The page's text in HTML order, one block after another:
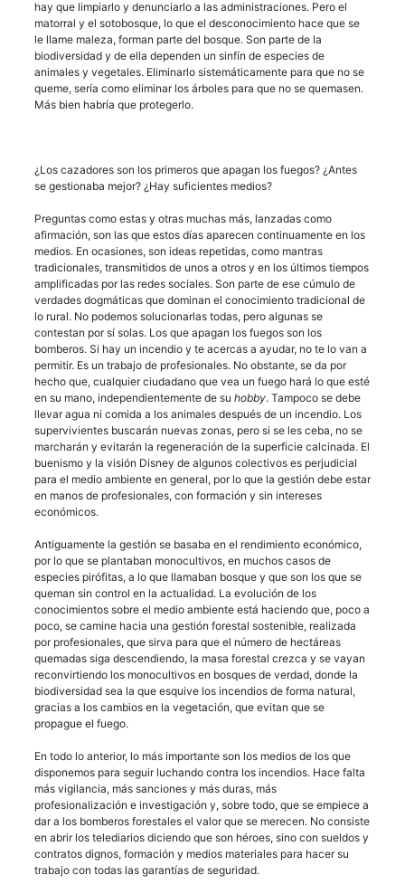
hay que limpiarlo y denunciarlo a las administraciones. Pero el
matorral y el sotobosque, lo que el desconocimiento hace que se
le llame maleza, forman parte del bosque. Son parte de la
biodiversidad y de ella dependen un sinfín de especies de
animales y vegetales. Eliminarlo sistemáticamente para que no se
queme, sería como eliminar los árboles para que no se quemasen.
Más bien habría que protegerlo.
¿Los cazadores son los primeros que apagan los fuegos? ¿Antes
se gestionaba mejor? ¿Hay suficientes medios?
Preguntas como estas y otras muchas más, lanzadas como
afirmación, son las que estos días aparecen continuamente en los
medios. En ocasiones, son ideas repetidas, como mantras
tradicionales, transmitidos de unos a otros y en los últimos tiempos
amplificadas por las redes sociales. Son parte de ese cúmulo de
verdades dogmáticas que dominan el conocimiento tradicional de
lo rural. No podemos solucionarlas todas, pero algunas se
contestan por sí solas. Los que apagan los fuegos son los
bomberos. Si hay un incendio y te acercas a ayudar, no te lo van a
permitir. Es un trabajo de profesionales. No obstante, se da por
hecho que, cualquier ciudadano que vea un fuego hará lo que esté
en su mano, independientemente de su hobby. Tampoco se debe
llevar agua ni comida a los animales después de un incendio. Los
supervivientes buscarán nuevas zonas, pero si se les ceba, no se
marcharán y evitarán la regeneración de la superficie calcinada. El
buenismo y la visión Disney de algunos colectivos es perjudicial
para el medio ambiente en general, por lo que la gestión debe estar
en manos de profesionales, con formación y sin intereses
económicos.
Antiguamente la gestión se basaba en el rendimiento económico,
por lo que se plantaban monocultivos, en muchos casos de
especies pirófitas, a lo que llamaban bosque y que son los que se
queman sin control en la actualidad. La evolución de los
conocimientos sobre el medio ambiente está haciendo que, poco a
poco, se camine hacia una gestión forestal sostenible, realizada
por profesionales, que sirva para que el número de hectáreas
quemadas siga descendiendo, la masa forestal crezca y se vayan
reconvirtiendo los monocultivos en bosques de verdad, donde la
biodiversidad sea la que esquive los incendios de forma natural,
gracias a los cambios en la vegetación, que evitan que se
propague el fuego.
En todo lo anterior, lo más importante son los medios de los que
disponemos para seguir luchando contra los incendios. Hace falta
más vigilancia, más sanciones y más duras, más
profesionalización e investigación y, sobre todo, que se empiece a
dar a los bomberos forestales el valor que se merecen. No consiste
en abrir los telediarios diciendo que son héroes, sino con sueldos y
contratos dignos, formación y medios materiales para hacer su
trabajo con todas las garantías de seguridad.